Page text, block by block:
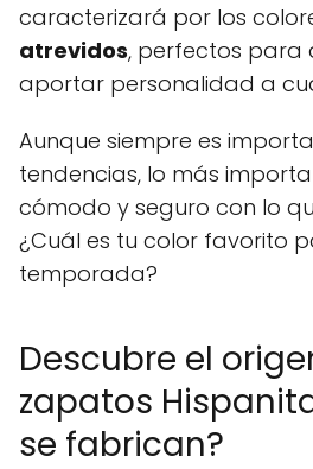
caracterizará por los
atrevidos, perfectos para
aportar personalidad a
Aunque siempre es
tendencias, lo más
cómodo y seguro con lo
¿Cuál es tu color favorito
temporada?
Descubre el
zapatos
se fabrican?